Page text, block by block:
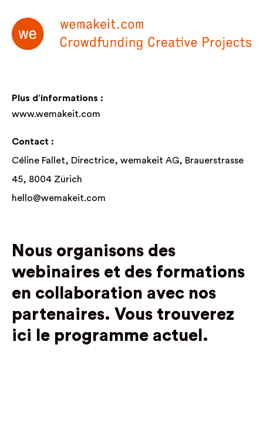
Plus d’informations :
www.wemakeit.com
Contact :
Céline Fallet, Directrice, wemakeit AG, Brauerstrasse
45, 8004 Zürich
hello@wemakeit.com
Nous organisons des
webinaires et des formations
en collaboration avec nos
partenaires. Vous trouverez
ici le programme actuel.